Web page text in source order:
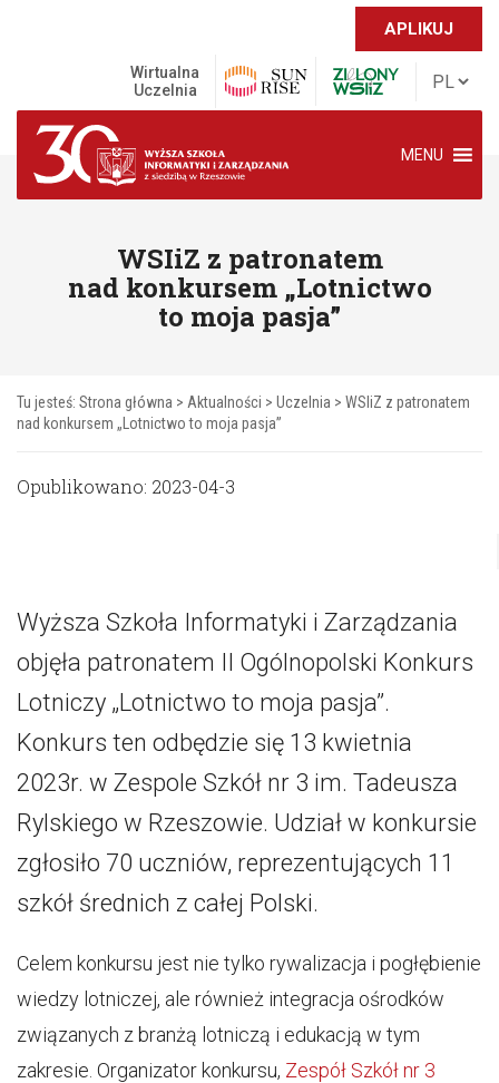
APLIKUJ
Wirtualna
Uczelnia
MENU
WSIiZ z patronatem
nad konkursem „Lotnictwo
to moja pasja”
Tu jesteś: Strona główna > Aktualności > Uczelnia > WSIiZ z patronatem
nad konkursem „Lotnictwo to moja pasja”
Opublikowano: 2023-04-3
Wyższa Szkoła Informatyki i Zarządzania
objęła patronatem II Ogólnopolski Konkurs
Lotniczy „Lotnictwo to moja pasja”.
Konkurs ten odbędzie się 13 kwietnia
2023r. w Zespole Szkół nr 3 im. Tadeusza
Rylskiego w Rzeszowie. Udział w konkursie
zgłosiło 70 uczniów, reprezentujących 11
szkół średnich z całej Polski.
Celem konkursu jest nie tylko rywalizacja i pogłębienie
wiedzy lotniczej, ale również integracja ośrodków
związanych z branżą lotniczą i edukacją w tym
zakresie. Organizator konkursu, Zespół Szkół nr 3